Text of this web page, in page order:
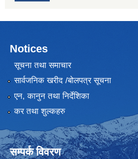
Notices
सूचना तथा समाचार
सार्वजनिक खरीद /बोलपत्र सूचना
एन, कानुन तथा निर्देशिका
कर तथा शुल्कहरु
सम्पर्क विवरण